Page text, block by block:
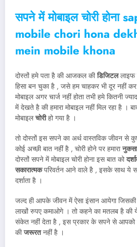
सपने में मोबाइल चोरी होना
mobile chori hona
mein mobile khona
दोस्तों हमे पता है की आजकल कीडिजिटललाइफ
हिसा बन चुका है , जसे हम चाहकर भी दूर नहीं
मोबाइल अगर चार्ज नहीं होता तभी हमे कितनी
में देखते है की हमारा मोबाइल नहीं मिल रहा है ।
मोबाइलचोरीहो गया है ।
तो दोस्तों इस सपने का अर्थ वास्तविक जीवन से
कोई अच्छी बात नहीं है , चोरी होने पर हमारा
दोस्तों सपने में मोबाइल चोरी होना इस बात को
सकारात्मकपरिवर्तन आने वाले है , इसके साथ ये
दर्शाता है ।
जल्द ही आपके जीवन में ऐसा इंसान आयेगा
लाखों रुपए कमाओगे । तो कहने का मतलब है की
संकेत नहीं देता है , इस प्रकार के सपने से आपको
कीजरूरतनहीं है ।